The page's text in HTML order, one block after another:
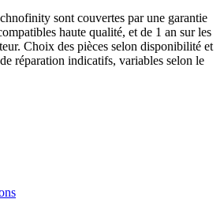
sont couvertes par une garantie
haute qualité, et de 1 an sur les
Choix des pièces selon disponibilité et
réparation indicatifs, variables selon le